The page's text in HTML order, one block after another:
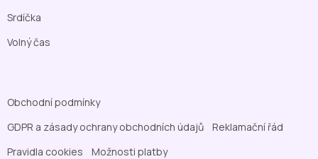
Srdíčka
Volný čas
Obchodní podmínky
GDPR a zásady ochrany obchodních údajů
Reklamační řád
Pravidla cookies
Možnosti platby